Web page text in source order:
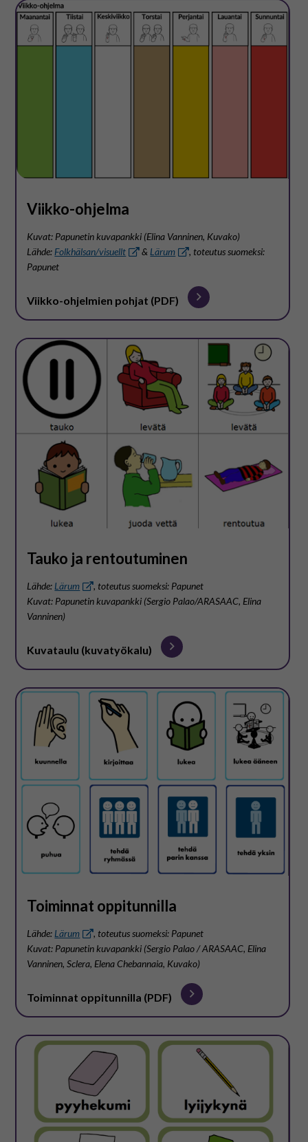
Viikko-ohjelma
Kuvat: Papunetin kuvapankki (Elina Vanninen, Kuvako)
Lähde: Folkhälsan/visuellt & Lärum
, toteutus suomeksi:
Papunet
Viikko-ohjelmien pohjat (PDF)
Tauko ja rentoutuminen
Lähde: Lärum
, toteutus suomeksi: Papunet
Kuvat: Papunetin kuvapankki (Sergio Palao/ARASAAC, Elina
Vanninen)
Kuvataulu (kuvatyökalu)
Toiminnat oppitunnilla
Lähde: Lärum
, toteutus suomeksi: Papunet
Kuvat: Papunetin kuvapankki (Sergio Palao / ARASAAC, Elina
Vanninen, Sclera, Elena Chebannaia, Kuvako)
Toiminnat oppitunnilla (PDF)